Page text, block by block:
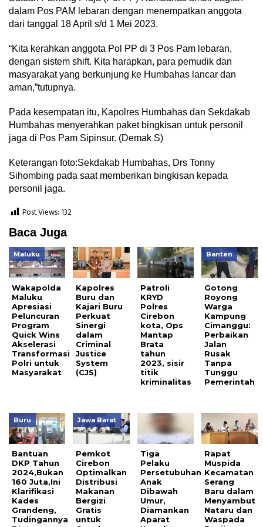
dalam Pos PAM lebaran dengan menempatkan anggota
dari tanggal 18 April s/d 1 Mei 2023.
“Kita kerahkan anggota Pol PP di 3 Pos Pam lebaran,
dengan sistem shift. Kita harapkan, para pemudik dan
masyarakat yang berkunjung ke Humbahas lancar dan
aman,”tutupnya.
Pada kesempatan itu, Kapolres Humbahas dan Sekdakab
Humbahas menyerahkan paket bingkisan untuk personil
jaga di Pos Pam Sipinsur. (Demak S)
Keterangan foto:Sekdakab Humbahas, Drs Tonny
Sihombing pada saat memberikan bingkisan kepada
personil jaga.
Post Views: 132
Baca Juga
Maluku
Wakapolda
Maluku
Apresiasi
Peluncuran
Program
Quick Wins
Akselerasi
Transformasi
Polri untuk
Masyarakat
Kapolres
Buru dan
Kajari Buru
Perkuat
Sinergi
dalam
Criminal
Justice
System
(CJS)
Patroli
KRYD
Polres
Cirebon
kota, Ops
Mantap
Brata
tahun
2023, sisir
titik
kriminalitas
Banten
Gotong
Royong
Warga
Kampung
Cimanggu:
Perbaikan
Jalan
Rusak
Tanpa
Tunggu
Pemerintah
Buru
Bantuan
DKP Tahun
2024,Bukan
160 Juta,Ini
Klarifikasi
Kades
Grandeng,
Tudingannya
Jawa Barat
Pemkot
Cirebon
Optimalkan
Distribusi
Makanan
Bergizi
Gratis
untuk
Tiga
Pelaku
Persetubuhan
Anak
Dibawah
Umur,
Diamankan
Aparat
Rapat
Muspida
Kecamatan
Serang
Baru dalam
Menyambut
Nataru dan
Waspada